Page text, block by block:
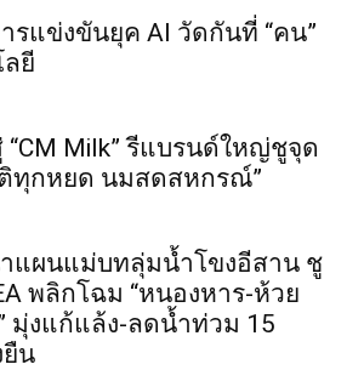
รแข่งขันยุค AI วัดกันที่ “คน”
ลยี
“CM Milk” รีแบรนด์ใหญ่ชูจุด
ทุกหยด นมสดสหกรณ์”
แผนแม่บทลุ่มน้ำโขงอีสาน ชู
พลิกโฉม “หนองหาร-ห้วย
มุ่งแก้แล้ง-ลดน้ำท่วม 15
ยืน